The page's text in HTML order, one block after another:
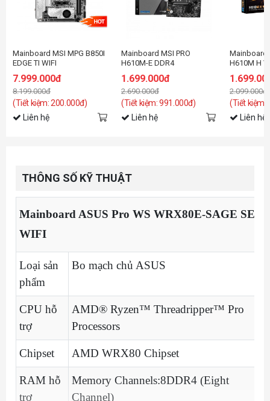
Mainboard MSI MPG B850I
EDGE TI WIFI
7.999.000đ
8.199.000đ
(Tiết kiệm: 200.000đ)
Liên hệ
Mainboard MSI PRO
H610M-E DDR4
1.699.000đ
2.690.000đ
(Tiết kiệm: 991.000đ)
Liên hệ
Mainboard
H610M H
2.099.000đ
(Tiết kiệm:
Liên hệ
THÔNG SỐ KỸ THUẬT
Mainboard ASUS Pro WS WRX80E-SAGE SE
WIFI
Loại sản
phẩm
Bo mạch chủ ASUS
CPU hỗ
trợ
AMD® Ryzen™ Threadripper™ Pro
Processors
Chipset AMD WRX80 Chipset
RAM hỗ
trợ
Memory Channels:8DDR4 (Eight
Channel)